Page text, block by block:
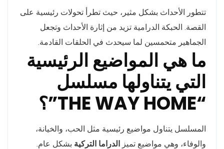
تتطور الأحداث بشكل مثير، حيث تطرأ تحولات رئيسية على
القصة. الحبكة الدرامية تزيد من إثارة الأحداث وتجعل
الجماهير متحمسين لما سيحدث في الحلقات القادمة.
ما هي المواضيع الرئيسية
التي يتناولها مسلسل
“THE WAY HOME”؟
المسلسل يتناول مواضيع رئيسية مثل الحب، والخيانة،
والوفاء، وهي مواضيع تميز الدراما التركية بشكل عام.